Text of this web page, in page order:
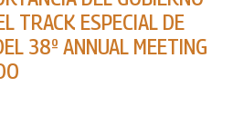
TRACK ESPECIAL DE
38º ANNUAL MEETING